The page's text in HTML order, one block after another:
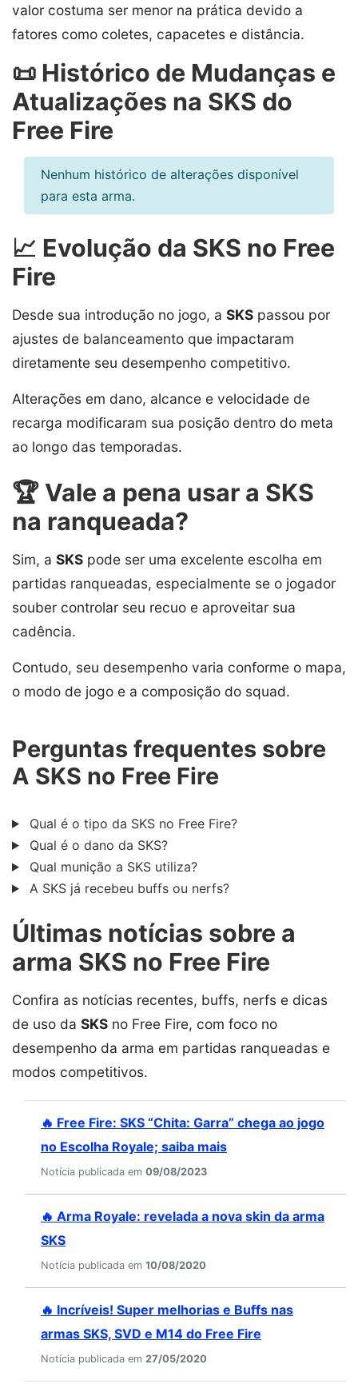
valor costuma ser menor na prática devido a
fatores como coletes, capacetes e distância.
📜 Histórico de Mudanças e
Atualizações na SKS do
Free Fire
Nenhum histórico de alterações disponível
para esta arma.
📈 Evolução da SKS no Free
Fire
Desde sua introdução no jogo, a SKS passou por
ajustes de balanceamento que impactaram
diretamente seu desempenho competitivo.
Alterações em dano, alcance e velocidade de
recarga modificaram sua posição dentro do meta
ao longo das temporadas.
🏆 Vale a pena usar a SKS
na ranqueada?
Sim, a SKS pode ser uma excelente escolha em
partidas ranqueadas, especialmente se o jogador
souber controlar seu recuo e aproveitar sua
cadência.
Contudo, seu desempenho varia conforme o mapa,
o modo de jogo e a composição do squad.
Perguntas frequentes sobre
A SKS no Free Fire
Qual é o tipo da SKS no Free Fire?
Qual é o dano da SKS?
Qual munição a SKS utiliza?
A SKS já recebeu buffs ou nerfs?
Últimas notícias sobre a
arma SKS no Free Fire
Confira as notícias recentes, buffs, nerfs e dicas
de uso da SKS no Free Fire, com foco no
desempenho da arma em partidas ranqueadas e
modos competitivos.
🔥 Free Fire: SKS “Chita: Garra” chega ao jogo
no Escolha Royale; saiba mais
Notícia publicada em 09/08/2023
🔥 Arma Royale: revelada a nova skin da arma
SKS
Notícia publicada em 10/08/2020
🔥 Incríveis! Super melhorias e Buffs nas
armas SKS, SVD e M14 do Free Fire
Notícia publicada em 27/05/2020